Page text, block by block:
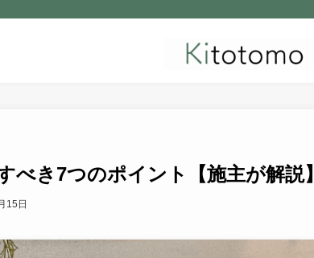
べき7つのポイント【施主が解説】
15日